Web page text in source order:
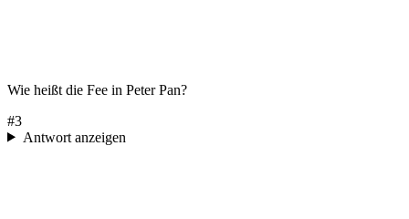
Wie heißt die Fee in Peter Pan?
#3
Antwort anzeigen